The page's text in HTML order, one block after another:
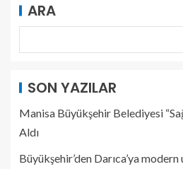
ARA
SON YAZILAR
Manisa Büyükşehir Belediyesi
Aldı
Büyükşehir’den Darıca’ya modern